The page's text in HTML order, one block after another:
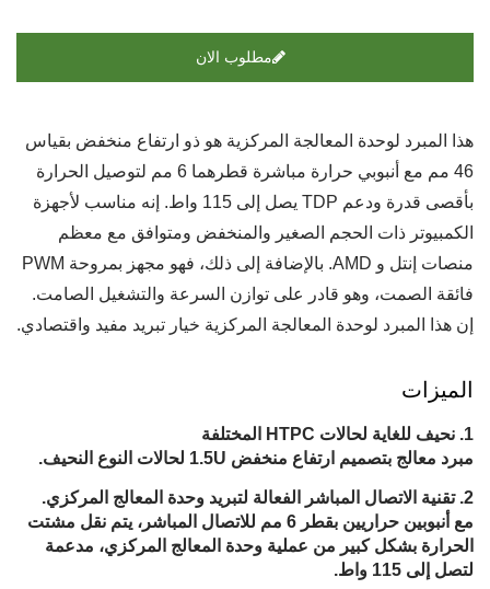
مطلوب الان
هذا المبرد لوحدة المعالجة المركزية هو ذو ارتفاع منخفض بقياس
46 مم مع أنبوبي حرارة مباشرة قطرهما 6 مم لتوصيل الحرارة
بأقصى قدرة ودعم TDP يصل إلى 115 واط. إنه مناسب لأجهزة
الكمبيوتر ذات الحجم الصغير والمنخفض ومتوافق مع معظم
منصات إنتل و AMD. بالإضافة إلى ذلك، فهو مجهز بمروحة PWM
فائقة الصمت، وهو قادر على توازن السرعة والتشغيل الصامت.
إن هذا المبرد لوحدة المعالجة المركزية خيار تبريد مفيد واقتصادي.
الميزات
نحيف للغاية لحالات HTPC المختلفة
مبرد معالج بتصميم ارتفاع منخفض 1.5U لحالات النوع النحيف.
تقنية الاتصال المباشر الفعالة لتبريد وحدة المعالج المركزي.
مع أنبوبين حراريين بقطر 6 مم للاتصال المباشر، يتم نقل مشتت
الحرارة بشكل كبير من عملية وحدة المعالج المركزي، مدعمة
لتصل إلى 115 واط.